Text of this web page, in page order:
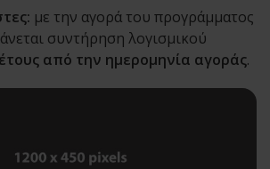
με την αγορά του προγράμματος
συντήρηση λογισμικού
από την ημερομηνία αγοράς.